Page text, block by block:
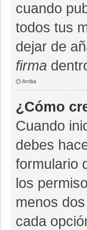
cuando
todos tus
dejar de
firma
Arriba
¿Cómo
Cuando
debes
formulario
los
menos
cada